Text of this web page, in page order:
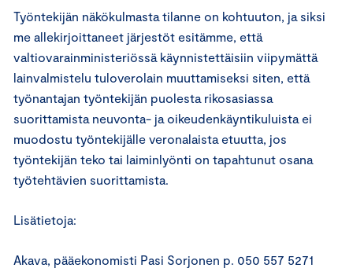
Työntekijän näkökulmasta tilanne on kohtuuton, ja siksi
me allekirjoittaneet järjestöt esitämme, että
valtiovarainministeriössä käynnistettäisiin viipymättä
lainvalmistelu tuloverolain muuttamiseksi siten, että
työnantajan työntekijän puolesta rikosasiassa
suorittamista neuvonta- ja oikeudenkäyntikuluista ei
muodostu työntekijälle veronalaista etuutta, jos
työntekijän teko tai laiminlyönti on tapahtunut osana
työtehtävien suorittamista.
Lisätietoja:
Akava, pääekonomisti Pasi Sorjonen p. 050 557 5271